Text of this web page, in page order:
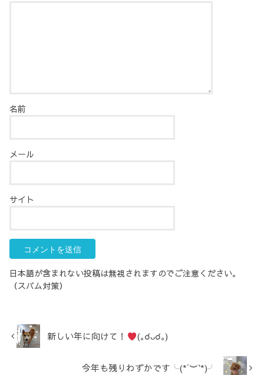
名前
メール
サイト
日本語が含まれない投稿は無視されますのでご注意ください。
（スパム対策）
新しい年に向けて！ (｡☌ᴗ☌｡)
今年も残りわずかです╰(*´︶`*)╯